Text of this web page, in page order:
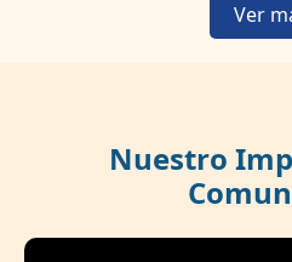
Ver
Nuestro